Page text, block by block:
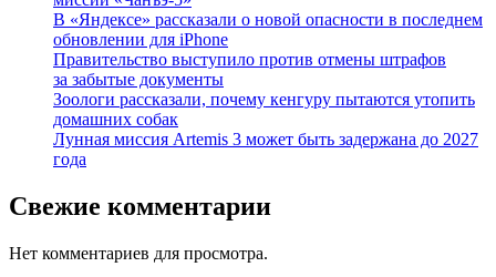
В «Яндексе» рассказали о новой опасности в последнем
обновлении для iPhone
Правительство выступило против отмены штрафов
за забытые документы
Зоологи рассказали, почему кенгуру пытаются утопить
домашних собак
Лунная миссия Artemis 3 может быть задержана до 2027
года
Свежие комментарии
Нет комментариев для просмотра.